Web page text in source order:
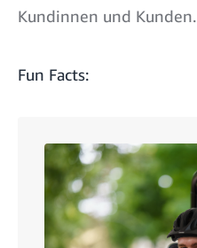
Kundinnen und Kunden.
Fun Facts: